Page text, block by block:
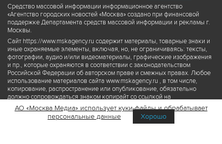
Средство массовой информации информационное агентство
«Агентство городских новостей «Москва» создано при финансовой
поддержке Департамента средств массовой информации и рекламы г.
Москвы.
Сайт https://www.mskagency.ru содержит материалы, товарные знаки и
иные охраняемые элементы, включая, но, не ограничиваясь: тексты,
фотографии, аудио и/или видеоматериалы, графические изображения
и пр., которые охраняются в соответствии с законодательством
Российской Федерации об авторском праве и смежных правах. Любое
использование материалов сайта www.mskagency.ru , в том числе,
копирование, распространение или опубликование, обязательно
должно сопровождаться знаком копирайт со ссылкой на
правообладателя © АО «Москва Медиа», а также гиперссылкой на сайт
www.mskagency.ru как на первоисточник информации. Переработка
материалов сайта www.mskagency.ru не допускается.
АО «Москва Медиа» использует куки-файлы и обрабатывает
персональные данные
Хорошо